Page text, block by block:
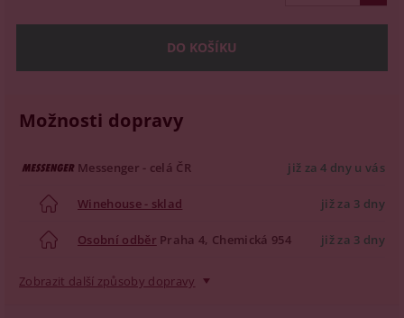
Možnosti dopravy
Messenger - celá ČR již za 4 dny u vás
Winehouse - sklad již za 3 dny
Osobní odběr Praha 4, Chemická 954 již za 3 dny
Zobrazit další způsoby dopravy